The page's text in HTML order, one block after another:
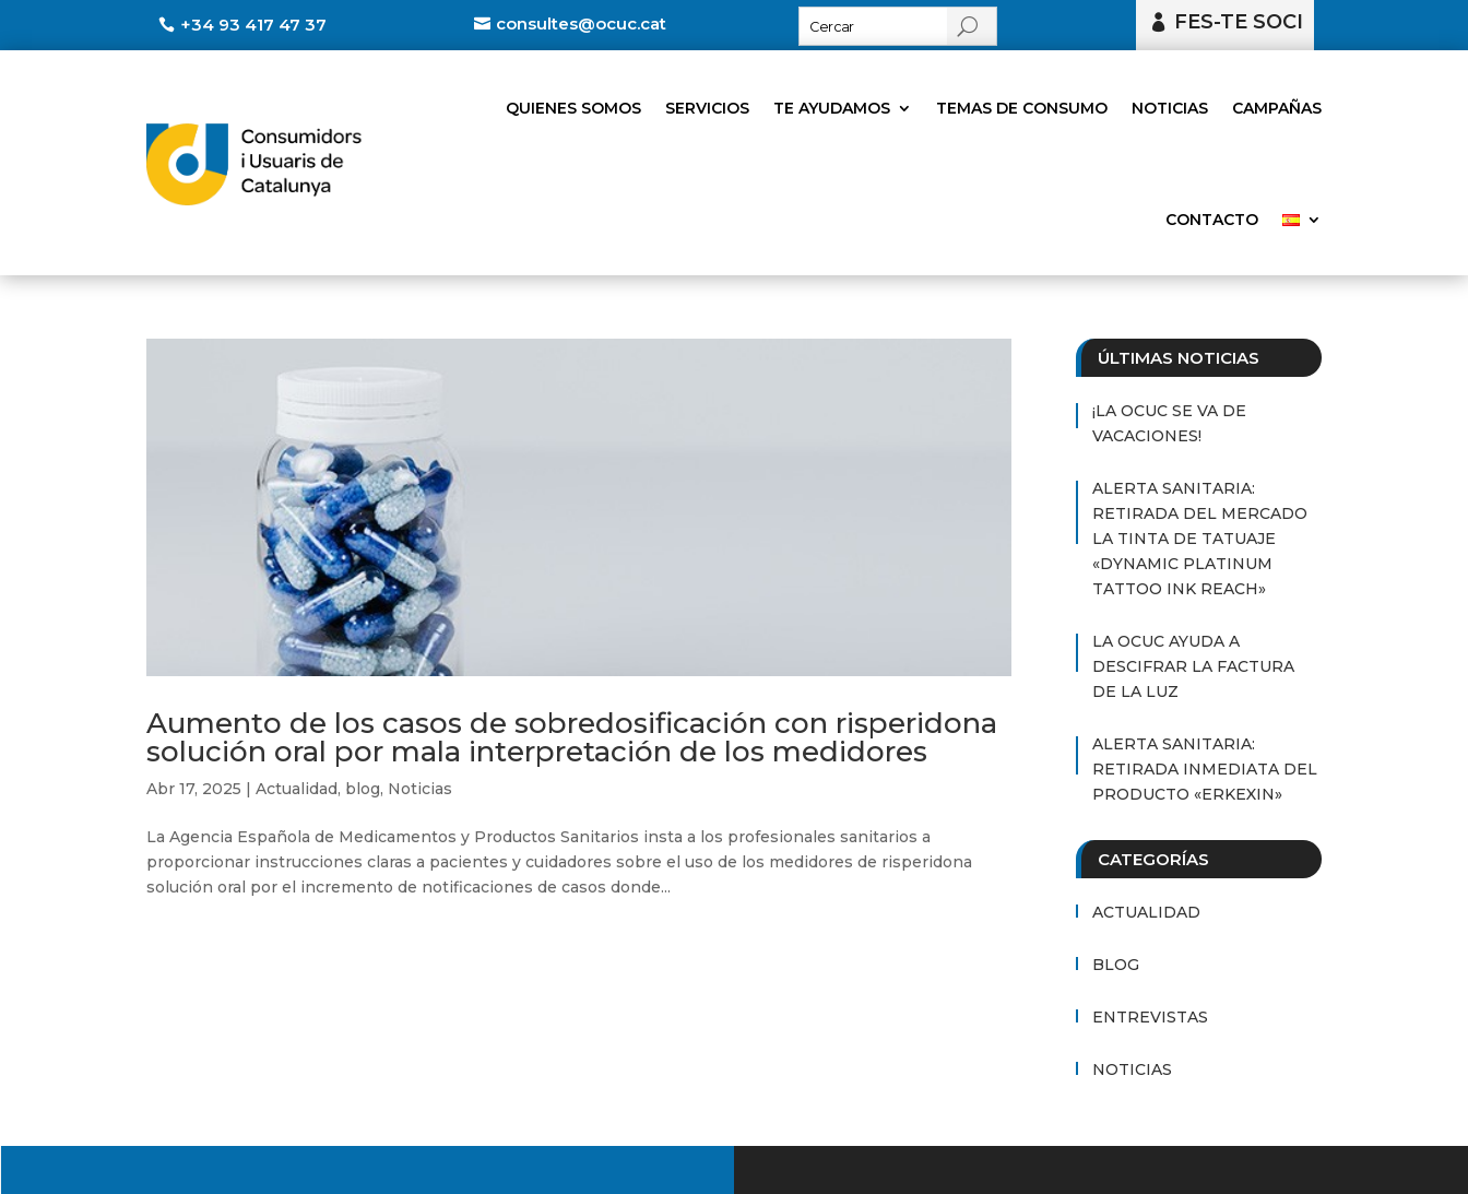
+34 93 417 47 37 consultes@ocuc.cat FES-TE SOCI
QUIENES SOMOS SERVICIOS TE AYUDAMOS TEMAS DE CONSUMO NOTICIAS CAMPAÑAS
CONTACTO
Aumento de los casos de sobredosificación con risperidona
solución oral por mala interpretación de los medidores
Abr 17, 2025 |Actualidad, blog, Noticias
La Agencia Española de Medicamentos y Productos Sanitarios insta a los profesionales sanitarios a
proporcionar instrucciones claras a pacientes y cuidadores sobre el uso de los medidores de risperidona
solución oral por el incremento de notificaciones de casos donde...
ÚLTIMAS NOTICIAS
¡LA OCUC SE VA DE
VACACIONES!
ALERTA SANITARIA:
RETIRADA DEL MERCADO
LA TINTA DE TATUAJE
«DYNAMIC PLATINUM
TATTOO INK REACH»
LA OCUC AYUDA A
DESCIFRAR LA FACTURA
DE LA LUZ
ALERTA SANITARIA:
RETIRADA INMEDIATA DEL
PRODUCTO «ERKEXIN»
CATEGORÍAS
ACTUALIDAD
BLOG
ENTREVISTAS
NOTICIAS